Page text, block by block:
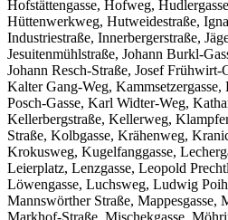
Hofstättengasse, Hofweg,
Hüttenwerkweg, Hutweidestraße,
Industriestraße, Innerbergerstraße,
Jesuitenmühlstraße, Johann Burkl-
Johann Resch-Straße, Josef Frühwirt-
Kalter Gang-Weg,
Posch-Gasse, Karl Widter-Weg,
Kellerbergstraße, Kellerweg,
Straße, Kolbgasse, Krähenweg,
Krokusweg, Kugelfanggasse,
Leierplatz, Lenzgasse, Leopold
Löwengasse, Luchsweg, Ludwig
Mannswörther Straße, Mappesgasse,
Markhof-Straße, Mischekgasse,